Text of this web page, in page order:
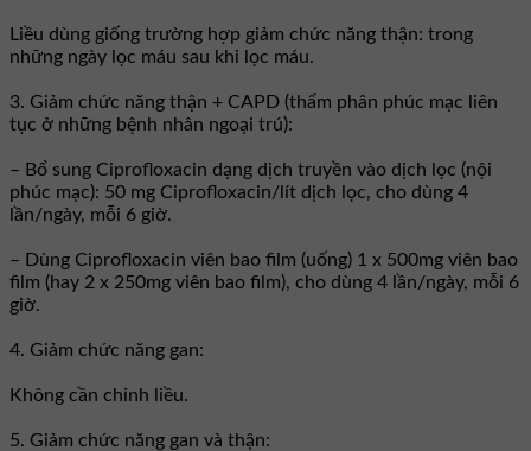
Liều dùng giống trường hợp giảm chức năng thận: trong
những ngày lọc máu sau khi lọc máu.
3. Giảm chức năng thận + CAPD (thẩm phân phúc mạc liên
tục ở những bệnh nhân ngoại trú):
– Bổ sung Ciprofloxacin dạng dịch truyền vào dịch lọc (nội
phúc mạc): 50 mg Ciprofloxacin/lít dịch lọc, cho dùng 4
lần/ngày, mỗi 6 giờ.
– Dùng Ciprofloxacin viên bao film (uống) 1 x 500mg viên bao
film (hay 2 x 250mg viên bao film), cho dùng 4 lần/ngày, mỗi 6
giờ.
4. Giảm chức năng gan:
Không cần chỉnh liều.
5. Giảm chức năng gan và thận: